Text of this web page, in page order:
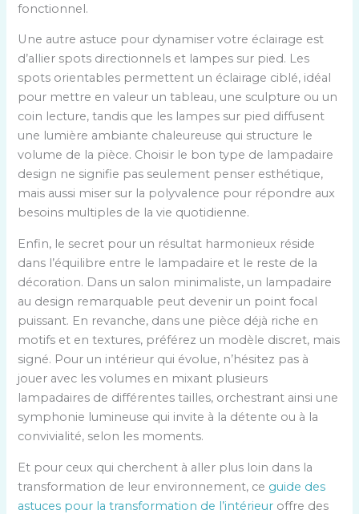
fonctionnel.
Une autre astuce pour dynamiser votre éclairage est
d’allier spots directionnels et lampes sur pied. Les
spots orientables permettent un éclairage ciblé, idéal
pour mettre en valeur un tableau, une sculpture ou un
coin lecture, tandis que les lampes sur pied diffusent
une lumière ambiante chaleureuse qui structure le
volume de la pièce. Choisir le bon type de lampadaire
design ne signifie pas seulement penser esthétique,
mais aussi miser sur la polyvalence pour répondre aux
besoins multiples de la vie quotidienne.
Enfin, le secret pour un résultat harmonieux réside
dans l’équilibre entre le lampadaire et le reste de la
décoration. Dans un salon minimaliste, un lampadaire
au design remarquable peut devenir un point focal
puissant. En revanche, dans une pièce déjà riche en
motifs et en textures, préférez un modèle discret, mais
signé. Pour un intérieur qui évolue, n’hésitez pas à
jouer avec les volumes en mixant plusieurs
lampadaires de différentes tailles, orchestrant ainsi une
symphonie lumineuse qui invite à la détente ou à la
convivialité, selon les moments.
Et pour ceux qui cherchent à aller plus loin dans la
transformation de leur environnement, ce guide des
astuces pour la transformation de l’intérieur offre des